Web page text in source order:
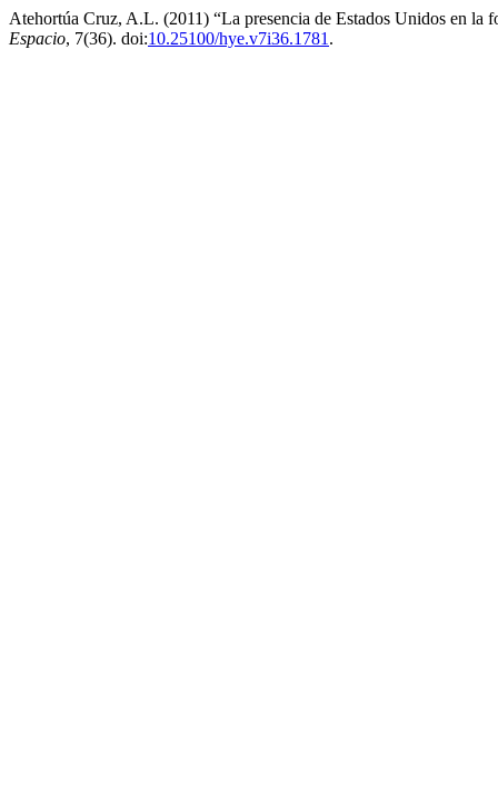
Atehortúa Cruz, A.L. (2011) “La presencia de Estados Unidos en
Espacio, 7(36). doi:10.25100/hye.v7i36.1781 .